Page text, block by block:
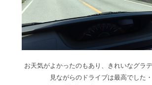
お天気がよかったのもあり、きれいなグラ
見ながらのドライブは最高でした